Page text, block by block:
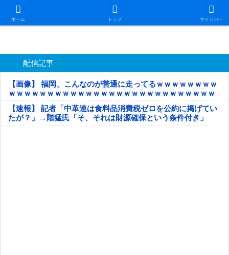
ホーム トップ サイドバー
日本第一！ニュース録
配信記事
【画像】 福岡、こんなのが普通に走ってるｗｗｗｗｗｗｗｗ
ｗｗｗｗｗｗｗｗｗｗｗｗｗｗｗｗｗｗｗｗｗｗｗｗｗｗｗ
ｗｗｗｗｗ
【速報】 記者「中革連は食料品消費税ゼロを公約に掲げてい
たが？」→階猛氏「そ、それは財源確保という条件付き」